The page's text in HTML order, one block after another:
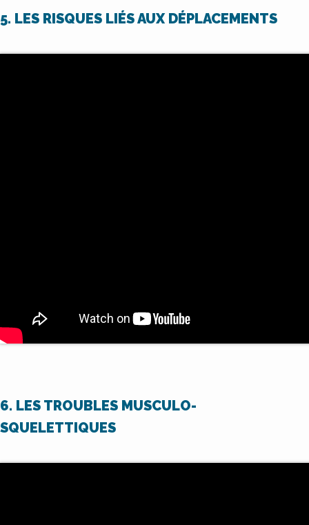
5. LES RISQUES LIÉS AUX DÉPLACEMENTS
6. LES TROUBLES MUSCULO-
SQUELETTIQUES